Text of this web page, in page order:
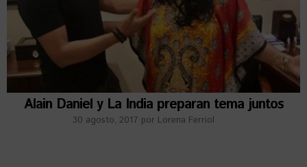
Alain Daniel y La India preparan tema juntos
30 agosto, 2017 por Lorena Ferriol